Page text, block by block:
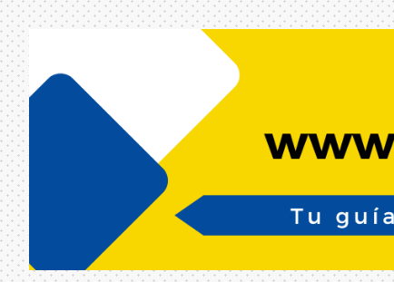
Saltar
al
contenido